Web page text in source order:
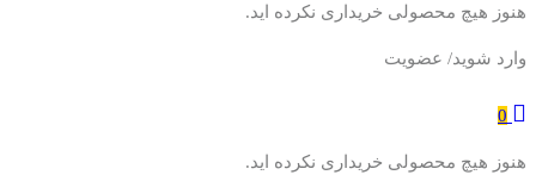
هنوز هیچ محصولی خریداری نکرده اید.
وارد شوید/ عضویت
0
هنوز هیچ محصولی خریداری نکرده اید.